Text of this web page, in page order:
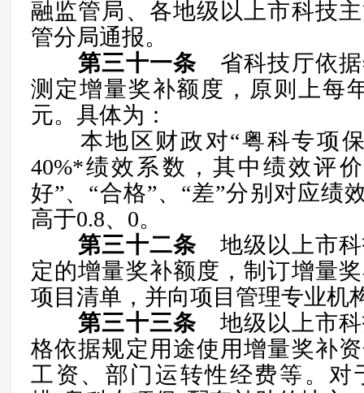
融监管局、各地级以上市科技
管分局通报。
第三十一条 省科技厅依据
测定增量奖补额度，原则上每
元。具体为：
本地区财政对“粤科专项保
40%*绩效系数，其中绩效评
好”、“合格”、“差”分别对应绩
高于0.8、0。
第三十二条 地级以上市科
定的增量奖补额度，制订增量
项目清单，并向项目管理专业机
第三十三条 地级以上市科
格依据规定用途使用增量奖补
工资、部门运转性经费等。对